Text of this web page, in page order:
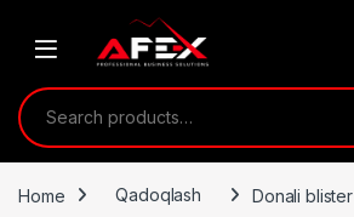
Search for:
Home Qadoqlash Donali